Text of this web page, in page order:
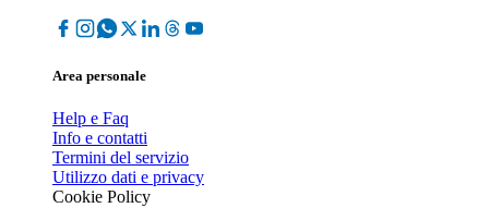
Area personale
Help e Faq
Info e contatti
Termini del servizio
Utilizzo dati e privacy
Cookie Policy